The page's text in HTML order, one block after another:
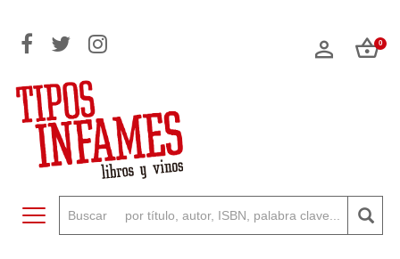
0
Toggle navigation